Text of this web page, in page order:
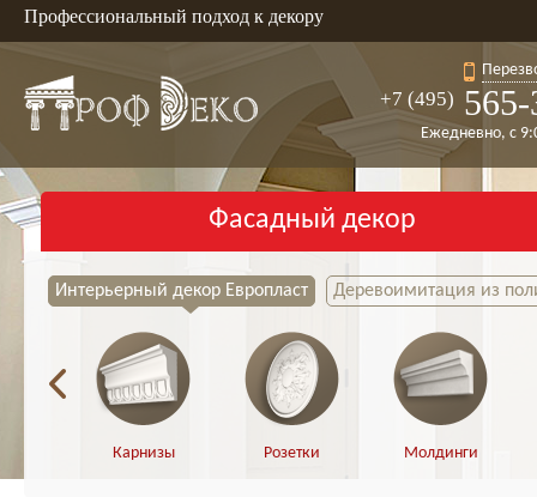
Профессиональный подход к декору
+7 (495)
Ежедневно, с
Фасадный декор
Интерьерный декор Европласт Деревоимитация из
Карнизы Розетки Молдинги